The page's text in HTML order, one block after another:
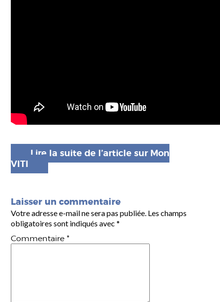
Lire la suite de l’article sur Mon
VITI
Laisser un commentaire
Votre adresse e-mail ne sera pas publiée. Les champs
obligatoires sont indiqués avec*
Commentaire*